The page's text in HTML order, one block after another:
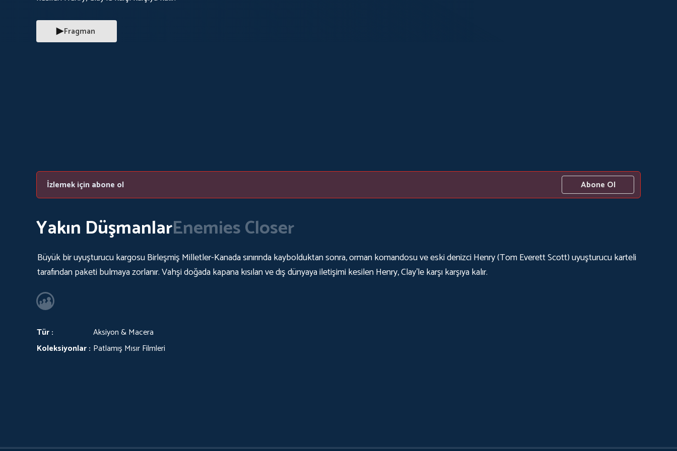
Fragman
İzlemek için abone ol Abone Ol
Yakın DüşmanlarEnemies Closer
Büyük bir uyuşturucu kargosu Birleşmiş Milletler-Kanada sınırında kaybolduktan sonra, orman komandosu ve eski denizci Henry (Tom Everett Scott) uyuşturucu karteli
tarafından paketi bulmaya zorlanır. Vahşi doğada kapana kısılan ve dış dünyaya iletişimi kesilen Henry, Clay'le karşı karşıya kalır.
Tür :
Aksiyon & Macera
Koleksiyonlar : Patlamış Mısır Filmleri